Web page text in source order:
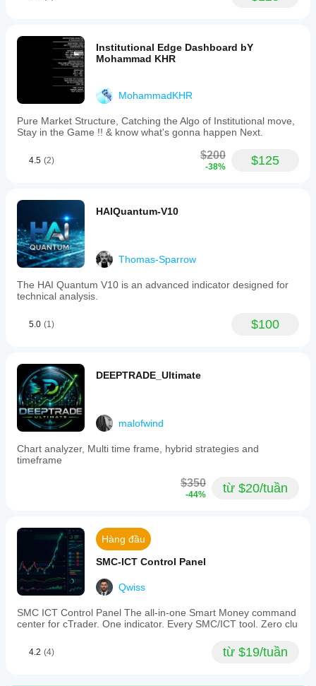
Institutional Edge Dashboard bY
Mohammad KHR
MohammadKHR
Pure Market Structure, Catching the Algo of Institutional move,
Stay in the Game !! & know what's gonna happen Next.
4.5 (2) $200
-38% $125
HAIQuantum-V10
Thomas-Sparrow
The HAI Quantum V10 is an advanced indicator designed for
technical analysis.
5.0 (1) $100
DEEPTRADE_Ultimate
malofwind
Chart analyzer, Multi time frame, hybrid strategies and
timeframe
$350
-44% từ $20/tuần
Hàng đầu
SMC-ICT Control Panel
Qwiss
SMC ICT Control Panel The all-in-one Smart Money command
center for cTrader. One indicator. Every SMC/ICT tool. Zero clu
4.2 (4) từ $19/tuần